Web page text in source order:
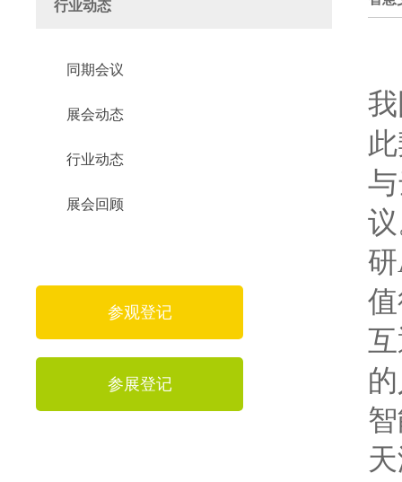
行业动态
同期会议
展会动态
行业动态
展会回顾
参观登记
参展登记